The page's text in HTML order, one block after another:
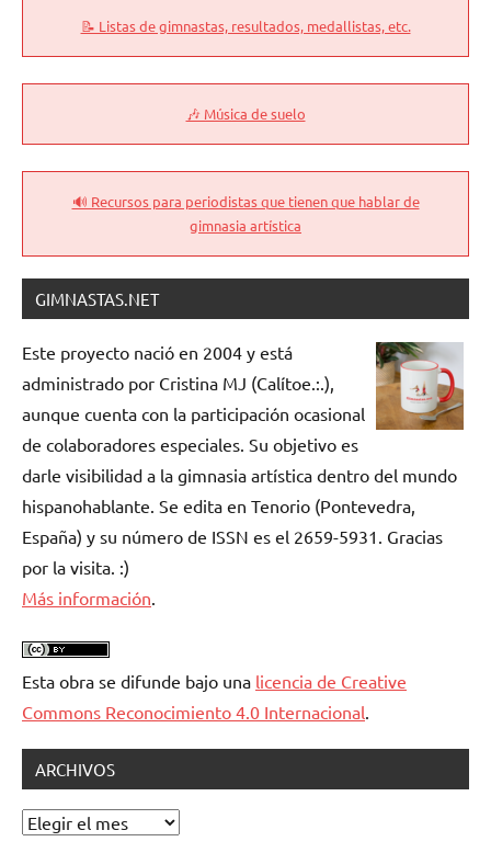
📝 Listas de gimnastas, resultados, medallistas, etc.
🎶 Música de suelo
🔊 Recursos para periodistas que tienen que hablar de
gimnasia artística
GIMNASTAS.NET
Este proyecto nació en 2004 y está
administrado por Cristina MJ (Calítoe.:.),
aunque cuenta con la participación ocasional
de colaboradores especiales. Su objetivo es
darle visibilidad a la gimnasia artística dentro del mundo
hispanohablante. Se edita en Tenorio (Pontevedra,
España) y su número de ISSN es el 2659-5931. Gracias
por la visita. :)
Más información
Esta obra se difunde bajo una licencia de Creative
Commons Reconocimiento 4.0 Internacional
ARCHIVOS
Archivos